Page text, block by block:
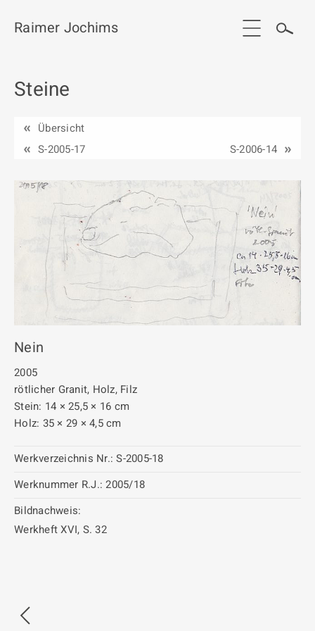
Start
Werkgruppen / Work groups
Ausstellungen
Publikationen
Kontakt
Raimer Jochims
Steine
Übersicht
S-2005-17
S-2006-14
Nein
2005
rötlicher Granit, Holz, Filz
Stein: 14 × 25,5 × 16 cm
Holz: 35 × 29 × 4,5 cm
Werkverzeichnis Nr.: S-2005-18
Werknummer R.J.: 2005/18
Bildnachweis:
Werkheft XVI, S. 32